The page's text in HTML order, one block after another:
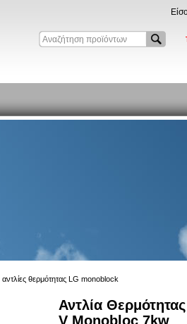
αντλίες θερμότητας LG monoblock
Αντλία
V Monobloc 7kw